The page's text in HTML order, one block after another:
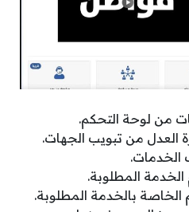
من لوحة التحكم.
العدل من تبويب الجهات.
الخدمة المطلوبة.
الخاصة بالخدمة المطلوبة.